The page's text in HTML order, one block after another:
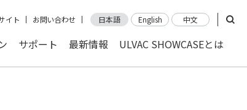
イト お問い合わせ 日本語 English 中文
サポート 最新情報 ULVAC SHOWCASEとは